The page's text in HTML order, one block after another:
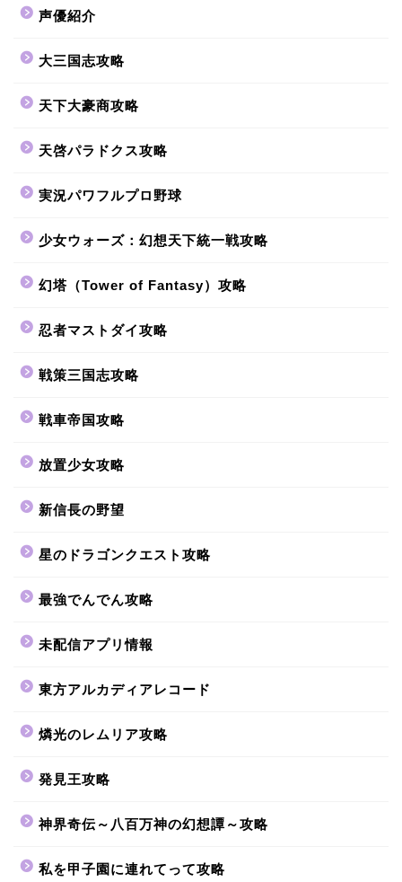
声優紹介
大三国志攻略
天下大豪商攻略
天啓パラドクス攻略
実況パワフルプロ野球
少女ウォーズ：幻想天下統一戦攻略
幻塔（Tower of Fantasy）攻略
忍者マストダイ攻略
戦策三国志攻略
戦車帝国攻略
放置少女攻略
新信長の野望
星のドラゴンクエスト攻略
最強でんでん攻略
未配信アプリ情報
東方アルカディアレコード
燐光のレムリア攻略
発見王攻略
神界奇伝～八百万神の幻想譚～攻略
私を甲子園に連れてって攻略